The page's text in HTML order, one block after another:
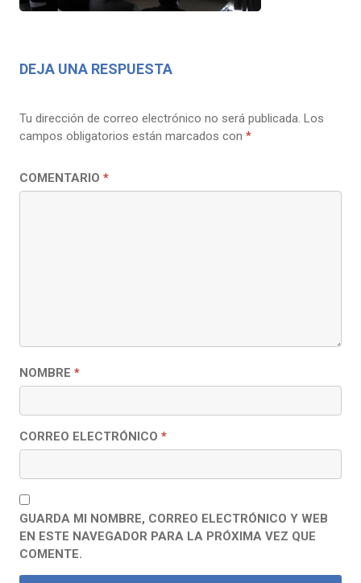
DEJA UNA RESPUESTA
Tu dirección de correo electrónico no será publicada. Los
campos obligatorios están marcados con *
COMENTARIO *
NOMBRE *
CORREO ELECTRÓNICO *
GUARDA MI NOMBRE, CORREO ELECTRÓNICO Y WEB
EN ESTE NAVEGADOR PARA LA PRÓXIMA VEZ QUE
COMENTE.